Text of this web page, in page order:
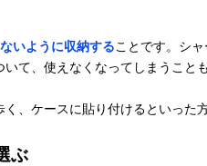
いように収納することです。シ
て、使えなくなってしまうことも
、ケースに貼り付けるといった
ぶ